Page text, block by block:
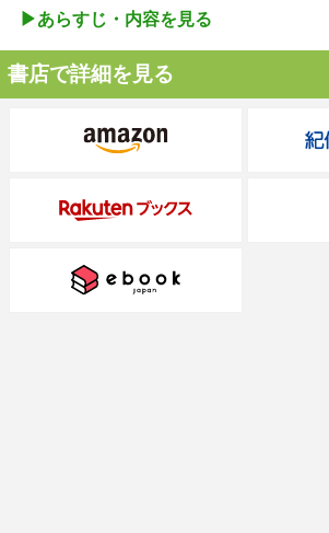
▶︎あらすじ・内容を見る
書店で詳細を見る